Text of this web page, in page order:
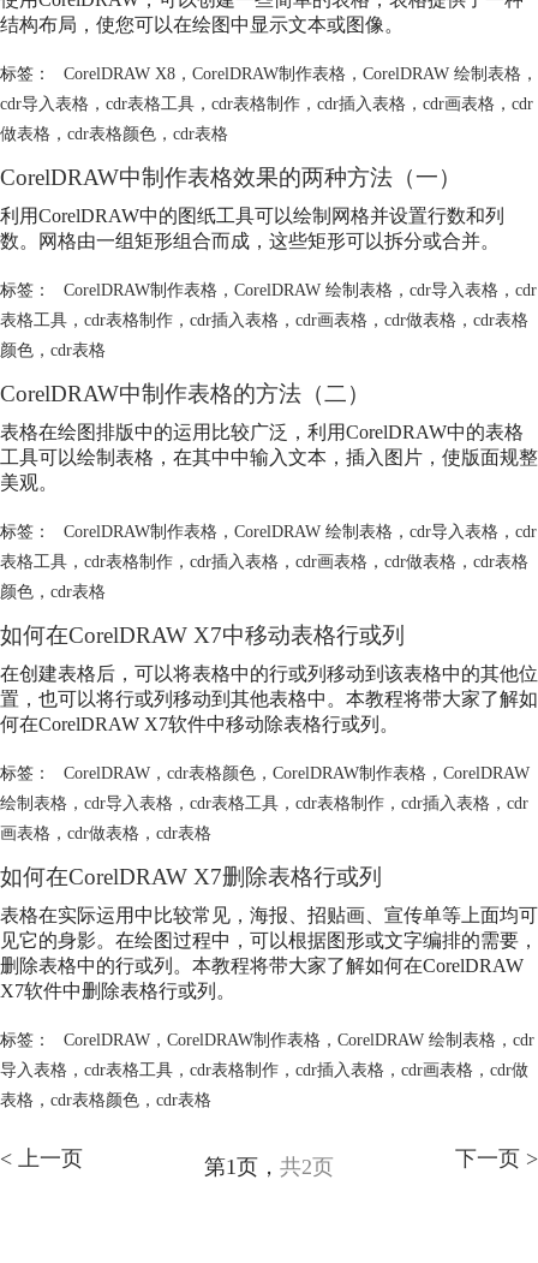
结构布局，使您可以在绘图中显示文本或图像。
标签： CorelDRAW X8， CorelDRAW制作表格， CorelDRAW 绘制表格，
cdr导入表格 ， cdr表格工具 ， cdr表格制作 ， cdr插入表格 ， cdr画表格 ， cdr
做表格 ， cdr表格颜色 ， cdr表格
CorelDRAW中制作表格效果的两种方法（一）
利用CorelDRAW中的图纸工具可以绘制网格并设置行数和列
数。网格由一组矩形组合而成，这些矩形可以拆分或合并。
标签： CorelDRAW制作表格， CorelDRAW 绘制表格， cdr导入表格， cdr
表格工具 ， cdr表格制作 ， cdr插入表格 ， cdr画表格 ， cdr做表格 ， cdr表格
颜色 ， cdr表格
CorelDRAW中制作表格的方法（二）
表格在绘图排版中的运用比较广泛，利用CorelDRAW中的表格
工具可以绘制表格，在其中中输入文本，插入图片，使版面规整
美观。
标签： CorelDRAW制作表格， CorelDRAW 绘制表格， cdr导入表格， cdr
表格工具 ， cdr表格制作 ， cdr插入表格 ， cdr画表格 ， cdr做表格 ， cdr表格
颜色 ， cdr表格
如何在CorelDRAW X7中移动表格行或列
在创建表格后，可以将表格中的行或列移动到该表格中的其他位
置，也可以将行或列移动到其他表格中。本教程将带大家了解如
何在CorelDRAW X7软件中移动除表格行或列。
标签： CorelDRAW， cdr表格颜色， CorelDRAW制作表格， CorelDRAW
绘制表格 ， cdr导入表格 ， cdr表格工具 ， cdr表格制作 ， cdr插入表格 ， cdr
画表格 ， cdr做表格 ， cdr表格
如何在CorelDRAW X7删除表格行或列
表格在实际运用中比较常见，海报、招贴画、宣传单等上面均可
见它的身影。在绘图过程中，可以根据图形或文字编排的需要，
删除表格中的行或列。本教程将带大家了解如何在CorelDRAW
X7软件中删除表格行或列。
标签： CorelDRAW， CorelDRAW制作表格， CorelDRAW 绘制表格， cdr
导入表格 ， cdr表格工具 ， cdr表格制作 ， cdr插入表格 ， cdr画表格 ， cdr做
表格 ， cdr表格颜色 ， cdr表格
< 上一页 第1页， 共2页 下一页 >